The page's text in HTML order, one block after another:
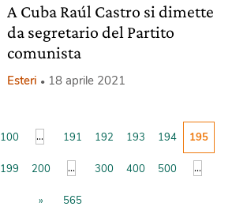
A Cuba Raúl Castro si dimette
da segretario del Partito
comunista
Esteri 18 aprile 2021
100 ... 191 192 193 194 195
199 200 ... 300 400 500 ...
» 565